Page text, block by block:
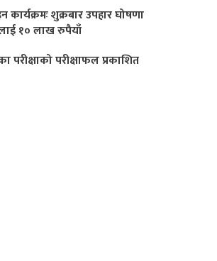
कार्यक्रमः शुक्रबार उपहार घोषणा
१० लाख रुपैयाँ
परीक्षाको परीक्षाफल प्रकाशित